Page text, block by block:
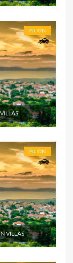
PILION
PILION
VILLAS